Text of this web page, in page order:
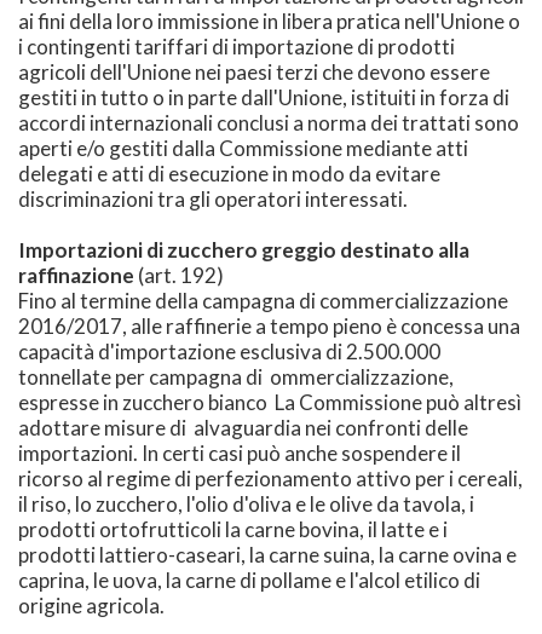
ai fini della loro immissione in libera pratica nell'Unione o
i contingenti tariffari di importazione di prodotti
agricoli dell'Unione nei paesi terzi che devono essere
gestiti in tutto o in parte dall'Unione, istituiti in forza di
accordi internazionali conclusi a norma dei trattati sono
aperti e/o gestiti dalla Commissione mediante atti
delegati e atti di esecuzione in modo da evitare
discriminazioni tra gli operatori interessati.
Importazioni di zucchero greggio destinato alla
raffinazione (art. 192)
Fino al termine della campagna di commercializzazione
2016/2017, alle raffinerie a tempo pieno è concessa una
capacità d'importazione esclusiva di 2.500.000
tonnellate per campagna di ommercializzazione,
espresse in zucchero bianco La Commissione può altresì
adottare misure di alvaguardia nei confronti delle
importazioni. In certi casi può anche sospendere il
ricorso al regime di perfezionamento attivo per i cereali,
il riso, lo zucchero, l'olio d'oliva e le olive da tavola, i
prodotti ortofrutticoli la carne bovina, il latte e i
prodotti lattiero-caseari, la carne suina, la carne ovina e
caprina, le uova, la carne di pollame e l'alcol etilico di
origine agricola.